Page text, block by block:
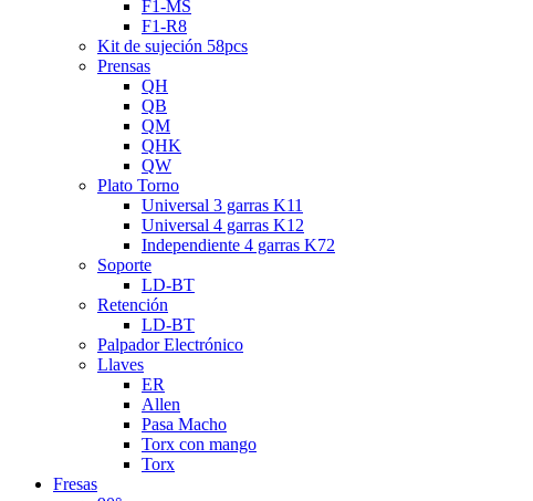
F1-MS
F1-R8
Kit de sujeción 58pcs
Prensas
QH
QB
QM
QHK
QW
Plato Torno
Universal 3 garras K11
Universal 4 garras K12
Independiente 4 garras K72
Soporte
LD-BT
Retención
LD-BT
Palpador Electrónico
Llaves
ER
Allen
Pasa Macho
Torx con mango
Torx
Fresas